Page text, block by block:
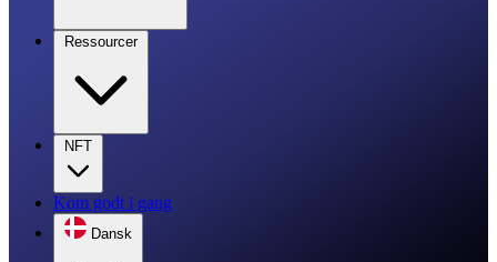
Ressourcer
NFT
Kom godt i gang
Dansk